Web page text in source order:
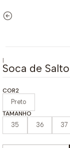
|
Soca de
COR2
Preto
TAMANHO
35 36 37